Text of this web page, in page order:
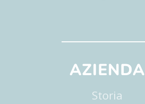
AZIENDA
Storia